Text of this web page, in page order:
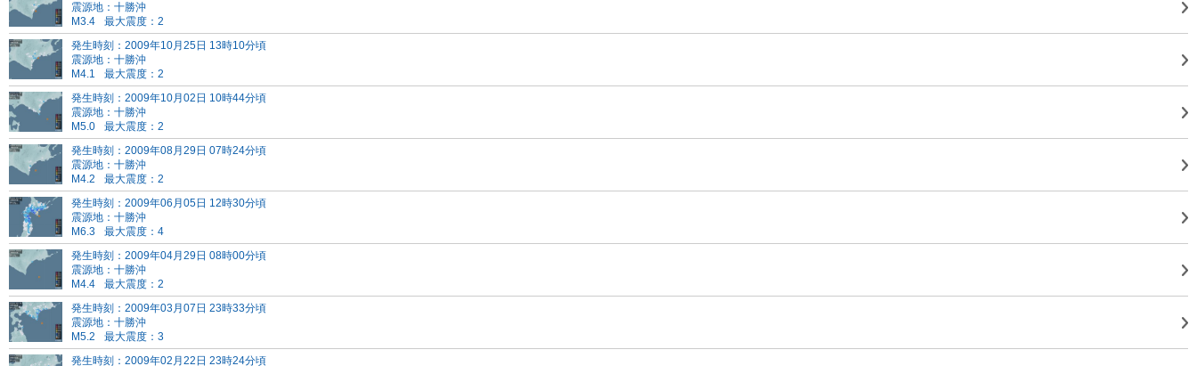
震源地：十勝沖
M3.4
最大震度：2
発生時刻：2009年10月25日 13時10分頃
震源地：十勝沖
M4.1
最大震度：2
発生時刻：2009年10月02日 10時44分頃
震源地：十勝沖
M5.0
最大震度：2
発生時刻：2009年08月29日 07時24分頃
震源地：十勝沖
M4.2
最大震度：2
発生時刻：2009年06月05日 12時30分頃
震源地：十勝沖
M6.3
最大震度：4
発生時刻：2009年04月29日 08時00分頃
震源地：十勝沖
M4.4
最大震度：2
発生時刻：2009年03月07日 23時33分頃
震源地：十勝沖
M5.2
最大震度：3
発生時刻：2009年02月22日 23時24分頃